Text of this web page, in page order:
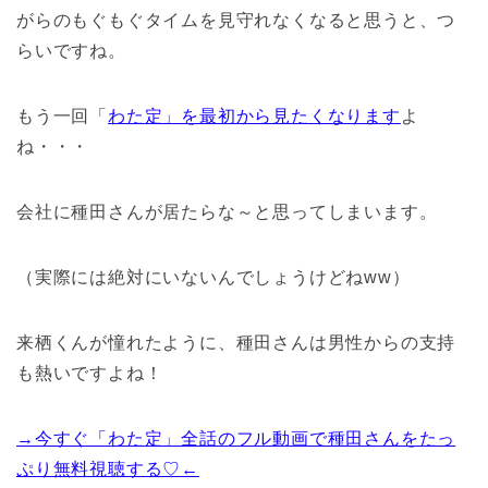
がらのもぐもぐタイムを見守れなくなると思うと、つ
らいですね。
もう一回「 わた定」を最初から見たくなります よ
ね・・・
会社に種田さんが居たらな～と思ってしまいます。
（実際には絶対にいないんでしょうけどねww）
来栖くんが憧れたように、種田さんは男性からの支持
も熱いですよね！
→今すぐ「わた定」全話のフル動画で種田さんをたっ
ぷり無料視聴する♡←